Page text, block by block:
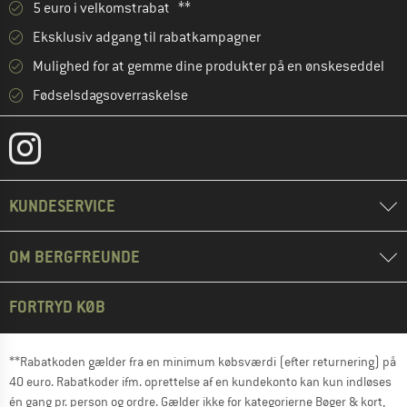
5 euro i velkomstrabat **
Eksklusiv adgang til rabatkampagner
Mulighed for at gemme dine produkter på en ønskeseddel
Fødselsdagsoverraskelse
KUNDESERVICE
OM BERGFREUNDE
FORTRYD KØB
**Rabatkoden gælder fra en minimum købsværdi (efter returnering) på
40 euro. Rabatkoder ifm. oprettelse af en kundekonto kan kun indløses
én gang pr. person og ordre. Gælder ikke for kategorierne Bøger & kort,